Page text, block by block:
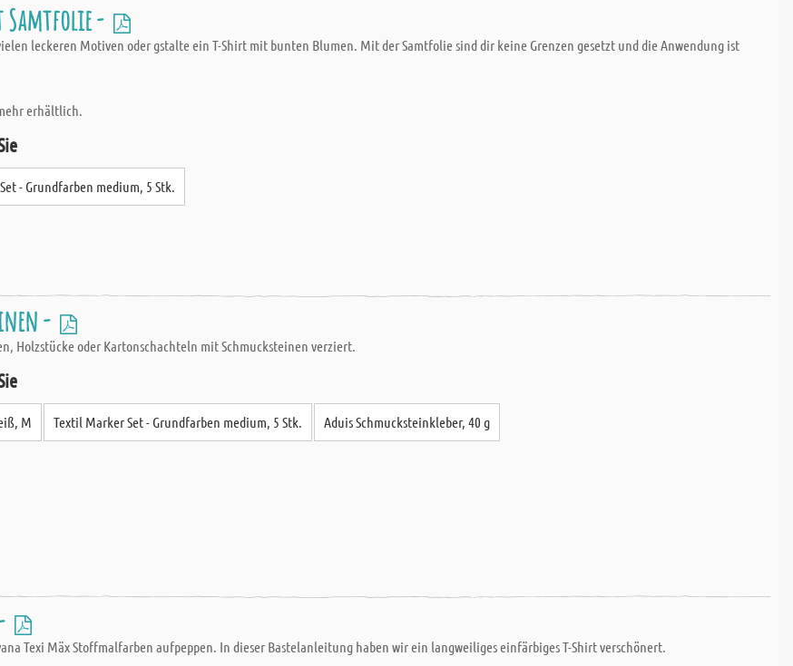
Samtfolie -
leckeren Motiven oder gstalte ein T-Shirt mit bunten Blumen. Mit der Samtfolie sind dir keine Grenzen gesetzt und die Anwendung ist
erhältlich.
- Grundfarben medium, 5 Stk.
-
Holzstücke oder Kartonschachteln mit Schmucksteinen verziert.
M Textil Marker Set - Grundfarben medium, 5 Stk. Aduis Schmucksteinkleber, 40 g
Texi Mäx Stoffmalfarben aufpeppen. In dieser Bastelanleitung haben wir ein langweiliges einfärbiges T-Shirt verschönert.